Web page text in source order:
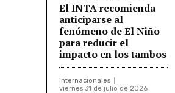
El INTA recomienda
anticiparse al
fenómeno de El Niño
para reducir el
impacto en los tambos
Internacionales
viernes 31 de julio de 2026